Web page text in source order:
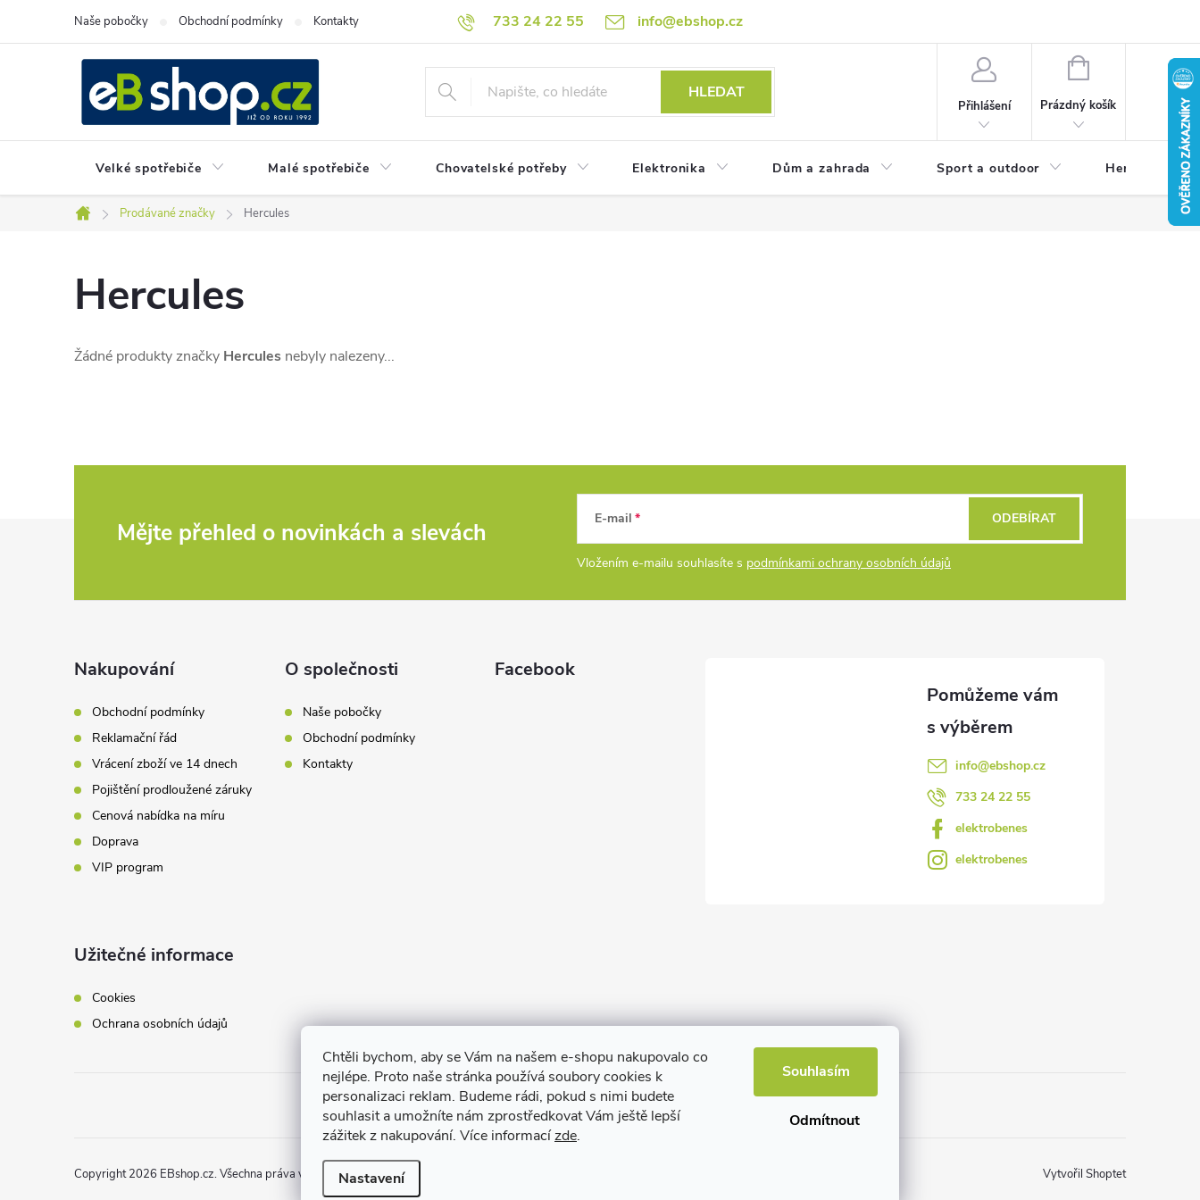
Chtěli bychom, aby se Vám na našem e-shopu nakupovalo co
nejlépe. Proto naše stránka používá soubory cookies k
personalizaci reklam. Budeme rádi, pokud s nimi budete
souhlasit a umožníte nám zprostředkovat Vám ještě lepší
zážitek z nakupování. Více informacízde.
Nastavení
Souhlasím
Odmítnout
733 24 22 55 info@ebshop.cz
Naše pobočky Obchodní podmínky Kontakty
HLEDAT
Přihlášení
NÁKUPNÍ
Prázdný košík
Velké spotřebiče Malé spotřebiče Chovatelské potřeby Elektronika Dům a zahrada Sport a outdoor Herní zóna
Domů
Prodávané značky Hercules
Hercules
Žádné produkty značky Hercules nebyly nalezeny...
Mějte přehled o novinkách a slevách E-mail
Vložením e-mailu souhlasíte s podmínkami ochrany osobních údajů
ODEBÍRAT
Nakupování
Obchodní podmínky
Reklamační řád
Vrácení zboží ve 14 dnech
Pojištění prodloužené záruky
Cenová nabídka na míru
Doprava
VIP program
O společnosti
Naše pobočky
Obchodní podmínky
Kontakty
Facebook
info@ebshop.cz
733 24 22 55
elektrobenes
elektrobenes
Užitečné informace
Cookies
Ochrana osobních údajů
Vytvořil Shoptet
Copyright 2026 EBshop.cz. Všechna práva vyhrazena.